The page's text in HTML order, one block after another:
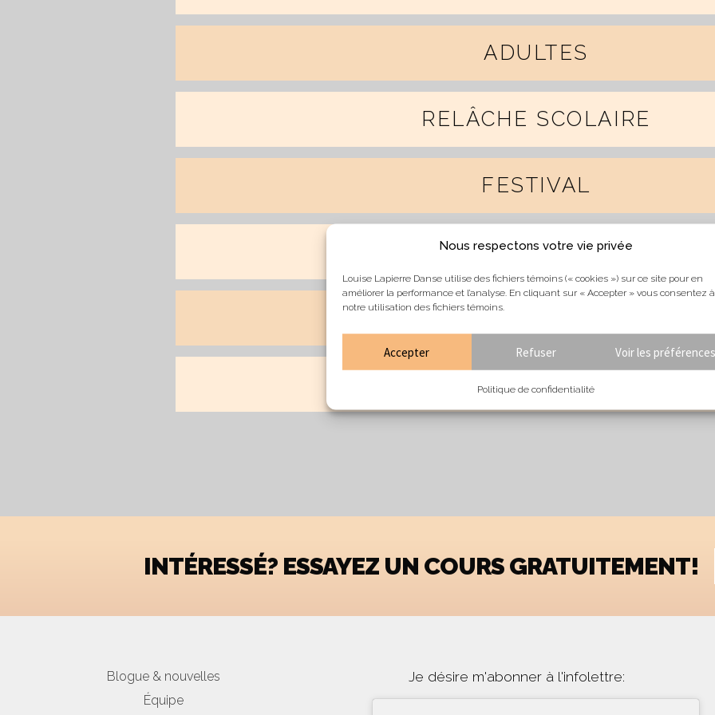
Nous respectons votre vie privée
Louise Lapierre Danse utilise des fichiers témoins (« cookies ») sur ce site pour en
améliorer la performance et l’analyse. En cliquant sur « Accepter » vous consentez à
notre utilisation des fichiers témoins.
Accepter Refuser Voir les préférences
Politique de confidentialité
ADULTES
RELÂCHE SCOLAIRE
FESTIVAL
STAGES D’ÉTÉ
CAMPS DE JOUR
CLASSES OUVERTES
INTÉRESSÉ? ESSAYEZ UN COURS GRATUITEMENT!
Blogue & nouvelles
Équipe
Je désire m'abonner à l'infolettre: